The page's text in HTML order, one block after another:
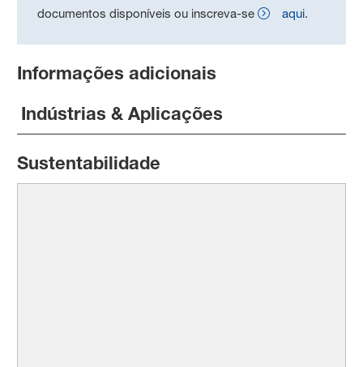
documentos disponíveis ou inscreva-se
aqui.
Informações adicionais
Indústrias & Aplicações
Sustentabilidade